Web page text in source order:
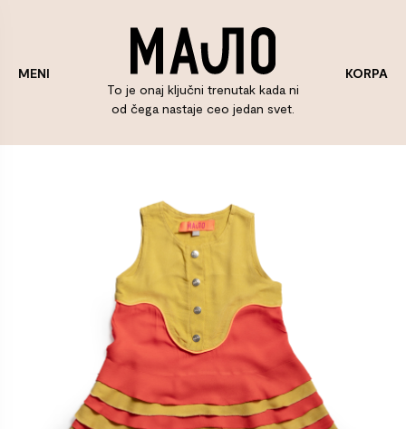
MENI
To je onaj ključni trenutak kada ni
od čega nastaje ceo jedan svet.
KORPA